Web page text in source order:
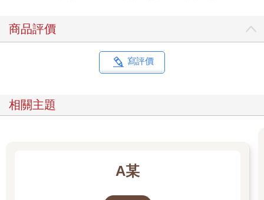
商品評價
寫評價
相關主題
A某